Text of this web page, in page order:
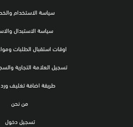
سياسة الاستخدام
سياسة الاستبدال
اوقات استقبال الطلبات
تسجيل العلامة التجارية
طريقة اضافة تغليف ورد
من نحن
تسجيل دخول